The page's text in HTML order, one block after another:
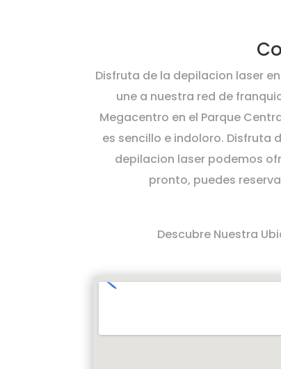
Disfruta de la depilacion laser
une a nuestra red de
Megacentro en el Parque
es sencillo e indoloro. Disfruta
depilacion laser podemos
pronto, puedes
Descubre Nuestra